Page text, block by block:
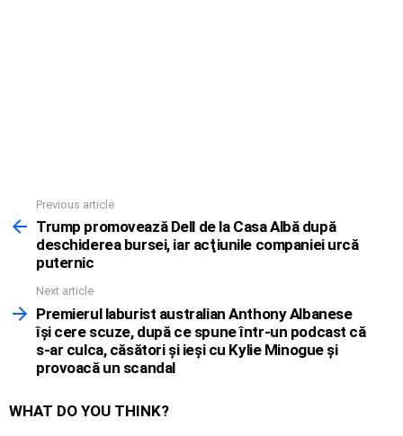
more
Previous article
Trump promovează Dell de la Casa Albă după
deschiderea bursei, iar acţiunile companiei urcă
puternic
Next article
Premierul laburist australian Anthony Albanese
îşi cere scuze, după ce spune într-un podcast că
s-ar culca, căsători şi ieşi cu Kylie Minogue şi
provoacă un scandal
WHAT DO YOU THINK?